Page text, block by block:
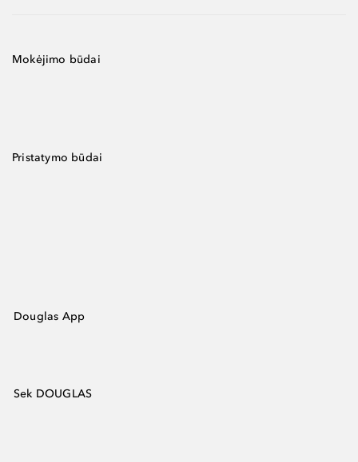
Mokėjimo būdai
Pristatymo būdai
Douglas App
Sek DOUGLAS